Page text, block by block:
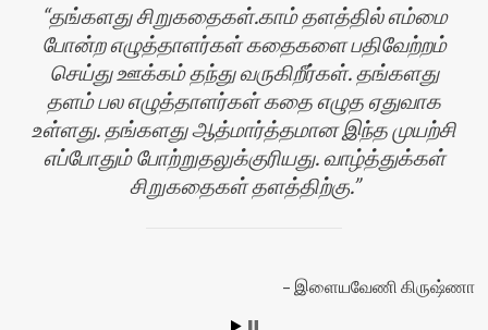
தங்களது சிறுகதைகள்.காம் தளத்தில் எம்மை
போன்ற எழுத்தாளர்கள் கதைகளை பதிவேற்றம்
செய்து ஊக்கம் தந்து வருகிறீர்கள். தங்களது
தளம் பல எழுத்தாளர்கள் கதை எழுத ஏதுவாக
உள்ளது. தங்களது ஆத்மார்த்தமான இந்த முயற்சி
எப்போதும் போற்றுதலுக்குரியது. வாழ்த்துக்கள்
சிறுகதைகள் தளத்திற்கு.
இளையவேணி கிருஷ்ணா